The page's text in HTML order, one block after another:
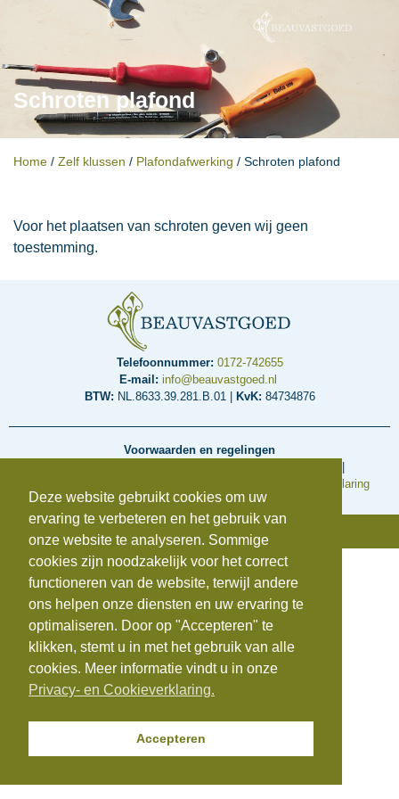
Schroten plafond
Home / Zelf klussen / Plafondafwerking / Schroten plafond
Voor het plaatsen van schroten geven wij geen
toestemming.
Telefoonnummer: 0172-742655
E-mail: info@beauvastgoed.nl
BTW: NL.8633.39.281.B.01 | KvK: 84734876
Voorwaarden en regelingen
Privacyverklaring
© Copyright 2025 | Beauvastgoed
Deze website gebruikt cookies om uw
ervaring te verbeteren en het gebruik van
onze website te analyseren. Sommige
cookies zijn noodzakelijk voor het correct
functioneren van de website, terwijl andere
ons helpen onze diensten en uw ervaring te
optimaliseren. Door op "Accepteren" te
klikken, stemt u in met het gebruik van alle
cookies. Meer informatie vindt u in onze
Privacy- en Cookieverklaring.
Accepteren